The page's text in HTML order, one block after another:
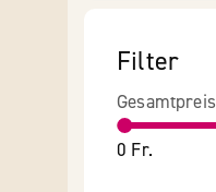
Filter
Gesamtpreis
0 Fr.